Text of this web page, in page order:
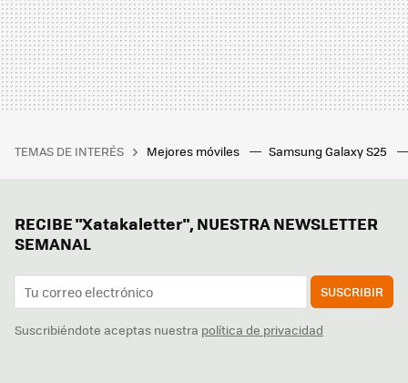
TEMAS DE INTERÉS Mejores móviles Samsung Galaxy S25
RECIBE "Xatakaletter", NUESTRA NEWSLETTER
SEMANAL
SUSCRIBIR
Suscribiéndote aceptas nuestra política de privacidad